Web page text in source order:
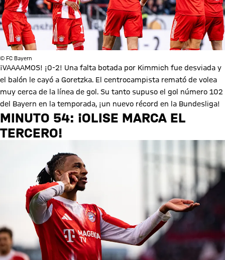
© FC Bayern
¡VAAAAMOS! ¡0-2! Una falta botada por Kimmich fue desviada y
el balón le cayó a Goretzka. El centrocampista remató de volea
muy cerca de la línea de gol. Su tanto supuso el gol número 102
del Bayern en la temporada, ¡un nuevo récord en la Bundesliga!
MINUTO 54: ¡OLISE MARCA EL
TERCERO!